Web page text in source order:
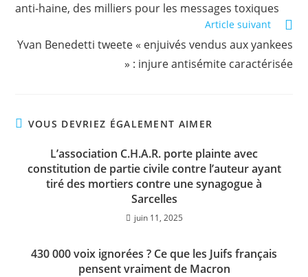
anti-haine, des milliers pour les messages toxiques
Article suivant
Yvan Benedetti tweete « enjuivés vendus aux yankees
» : injure antisémite caractérisée
VOUS DEVRIEZ ÉGALEMENT AIMER
L’association C.H.A.R. porte plainte avec
constitution de partie civile contre l’auteur ayant
tiré des mortiers contre une synagogue à
Sarcelles
juin 11, 2025
430 000 voix ignorées ? Ce que les Juifs français
pensent vraiment de Macron